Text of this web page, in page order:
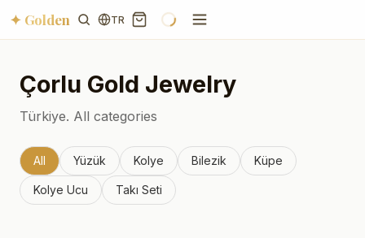
✦ Golden TR
Çorlu Gold Jewelry
Türkiye. All categories
All Yüzük Kolye Bilezik Küpe
Kolye Ucu Takı Seti